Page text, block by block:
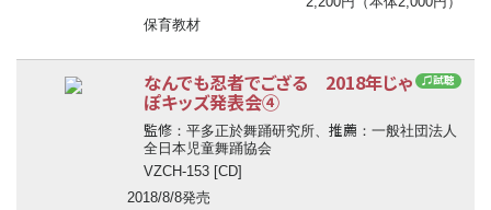
保育教材
♫試聴
なんでも忍者でござる 2018年じゃ
ぽキッズ発表会④
監修 ：平多正於舞踊研究所、 推薦 ：一般社団法人
全日本児童舞踊協会
VZCH-153 [CD]
2018/8/8発売